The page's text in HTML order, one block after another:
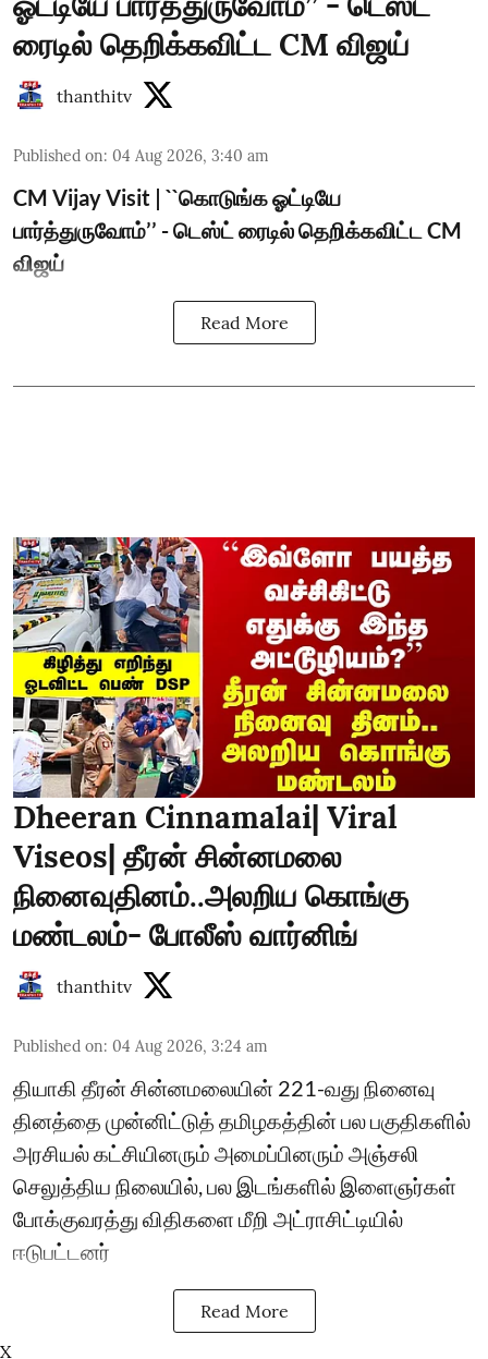
ரைடில் தெறிக்கவிட்ட CM விஜய்
thanthitv
Published on: 04 Aug 2026, 3:40 am
CM Vijay Visit | ``கொடுங்க ஓட்டியே
பார்த்துருவோம்’’ - டெஸ்ட் ரைடில் தெறிக்கவிட்ட CM
விஜய்
Read More
Dheeran Cinnamalai| Viral
Viseos| தீரன் சின்னமலை
நினைவுதினம்..அலறிய கொங்கு
மண்டலம்- போலீஸ் வார்னிங்
thanthitv
Published on: 04 Aug 2026, 3:24 am
தியாகி தீரன் சின்னமலையின் 221-வது நினைவு
தினத்தை முன்னிட்டுத் தமிழகத்தின் பல பகுதிகளில்
அரசியல் கட்சியினரும் அமைப்பினரும் அஞ்சலி
செலுத்திய நிலையில், பல இடங்களில் இளைஞர்கள்
போக்குவரத்து விதிகளை மீறி அட்ராசிட்டியில்
ஈடுபட்டனர்
Read More
X